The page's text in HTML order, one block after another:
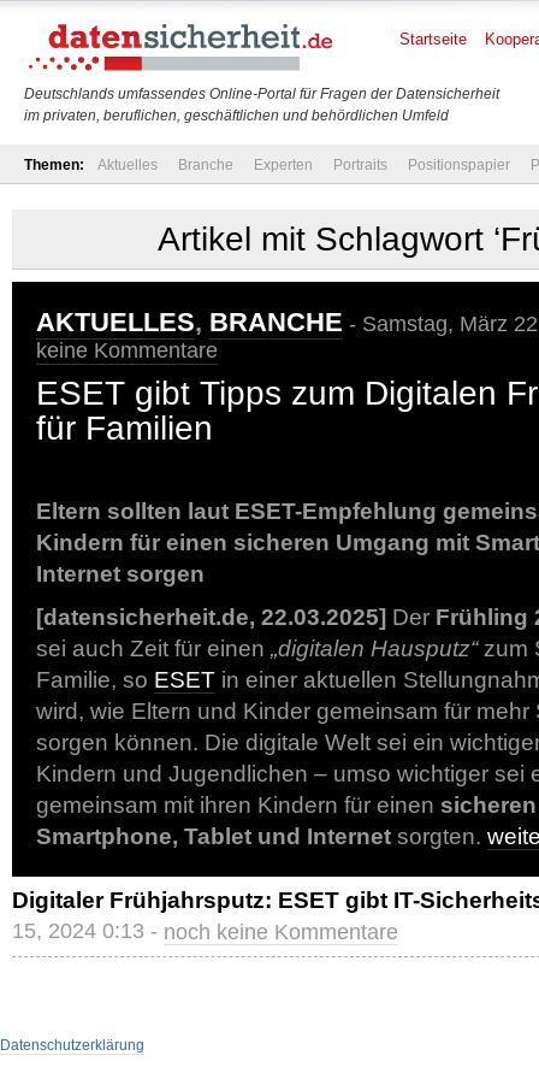
Deutschlands umfassendes Online-Portal für Fragen der Datensicherheit
im privaten, beruflichen, geschäftlichen und behördlichen Umfeld
Startseite
Themen: Aktuelles Branche Experten Portraits Positionspapier
Artikel mit Schlagwort
AKTUELLES, BRANCHE - Samstag, März
keine Kommentare
ESET gibt Tipps zum Digitalen
für Familien
Eltern sollten laut ESET-Empfehlung
Kindern für einen sicheren Umgang mit
Internet sorgen
[datensicherheit.de, 22.03.2025] Der Frühling
sei auch Zeit für einen „digitalen Hausputz“zum
Familie, so ESET in einer aktuellen
wird, wie Eltern und Kinder gemeinsam für mehr
sorgen können. Die digitale Welt sei ein
Kindern und Jugendlichen – umso wichtiger sei
gemeinsam mit ihren Kindern für einen
Smartphone, Tablet und Internet sorgten.
Digitaler Frühjahrsputz: ESET gibt IT-
15, 2024 0:13 - noch keine Kommentare
Datenschutzerklärung